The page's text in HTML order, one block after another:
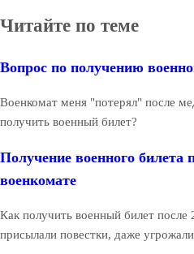
Читайте по теме
Вопрос по получению
Военкомат меня "потерял" после
получить военный билет?
Получение военного билета
военкомате
Как получить военный билет после
присылали повестки, даже